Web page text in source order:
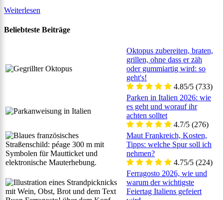
Weiterlesen
Beliebteste Beiträge
Oktopus zubereiten, braten,
grillen, ohne dass er zäh
oder gummiartig wird: so
geht's!
4.85/5 (733)
Parken in Italien 2026: wie
es geht und worauf ihr
achten solltet
4.7/5 (276)
Maut Frankreich, Kosten,
Tipps: welche Spur soll ich
nehmen?
4.75/5 (224)
Ferragosto 2026, wie und
warum der wichtigste
Feiertag Italiens gefeiert